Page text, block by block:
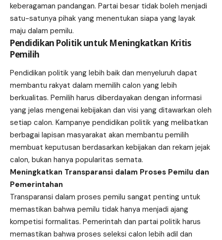
keberagaman pandangan. Partai besar tidak boleh menjadi
satu-satunya pihak yang menentukan siapa yang layak
maju dalam pemilu.
Pendidikan Politik untuk Meningkatkan Kritis
Pemilih
Pendidikan politik yang lebih baik dan menyeluruh dapat
membantu rakyat dalam memilih calon yang lebih
berkualitas. Pemilih harus diberdayakan dengan informasi
yang jelas mengenai kebijakan dan visi yang ditawarkan oleh
setiap calon. Kampanye pendidikan politik yang melibatkan
berbagai lapisan masyarakat akan membantu pemilih
membuat keputusan berdasarkan kebijakan dan rekam jejak
calon, bukan hanya popularitas semata.
Meningkatkan Transparansi dalam Proses Pemilu dan
Pemerintahan
Transparansi dalam proses pemilu sangat penting untuk
memastikan bahwa pemilu tidak hanya menjadi ajang
kompetisi formalitas. Pemerintah dan partai politik harus
memastikan bahwa proses seleksi calon lebih adil dan